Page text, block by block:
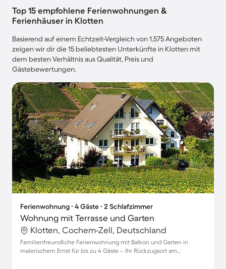
Top 15 empfohlene Ferienwohnungen &
Ferienhäuser in Klotten
Basierend auf einem Echtzeit-Vergleich von 1.575 Angeboten
zeigen wir dir die 15 beliebtesten Unterkünfte in Klotten mit
dem besten Verhältnis aus Qualität, Preis und
Gästebewertungen.
Ferienwohnung ∙ 4 Gäste ∙ 2 Schlafzimmer
Wohnung mit Terrasse und Garten
Klotten, Cochem-Zell, Deutschland
Familienfreundliche Ferienwohnung mit Balkon und Garten in
malerischem Ernst für bis zu 4 Gäste – Ihr Rückzugsort am